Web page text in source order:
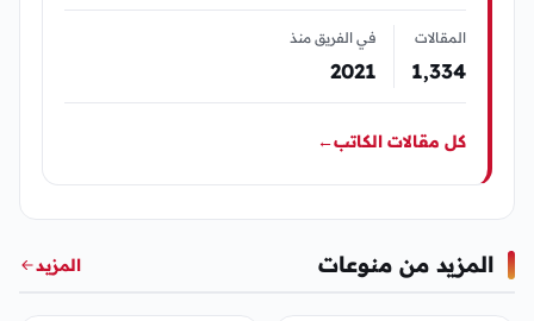
المقالات
1٬334
في الفريق منذ
2021
كل مقالات الكاتب←
المزيد من منوعات المزيد